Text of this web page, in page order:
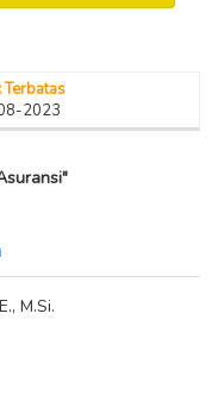
Terbatas
2023
M.Si.